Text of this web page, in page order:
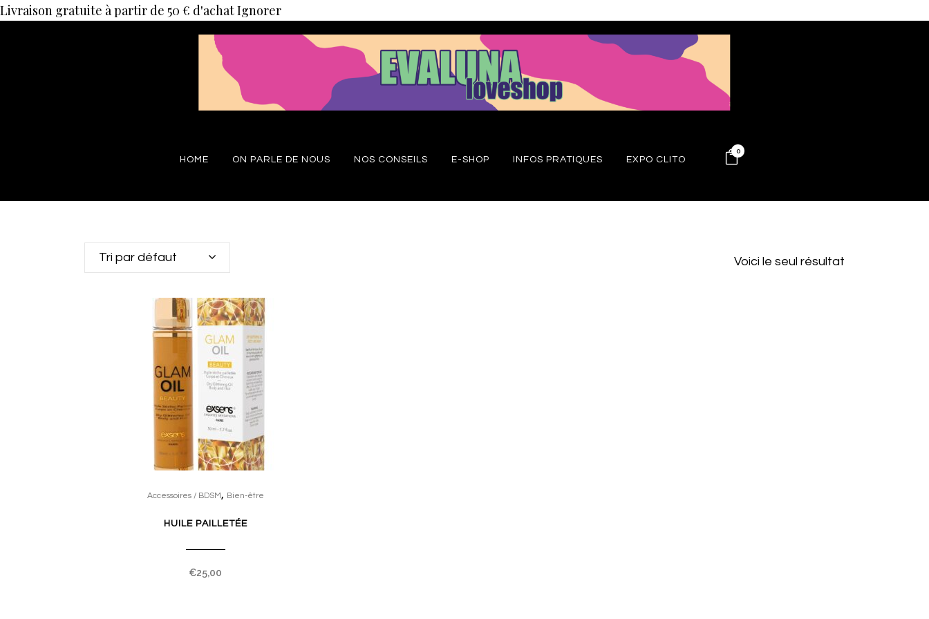
Livraison gratuite à partir de 50 € d'achatIgnorer
HOME ON PARLE DE NOUS NOS CONSEILS E-SHOP INFOS PRATIQUES EXPO CLITO
0
Voici le seul résultat
Tri par défaut
Accessoires / BDSM, Bien-être
HUILE PAILLETÉE
€25,00